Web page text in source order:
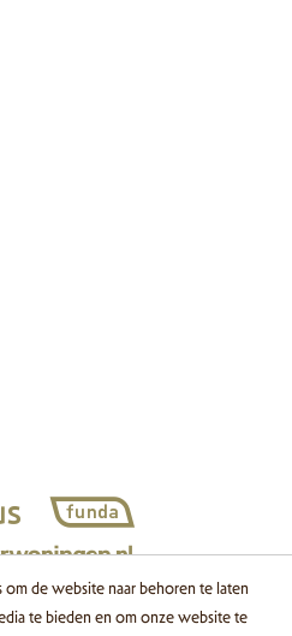
de website naar behoren te laten
te bieden en om onze website te
Disclaimer Privacy Website